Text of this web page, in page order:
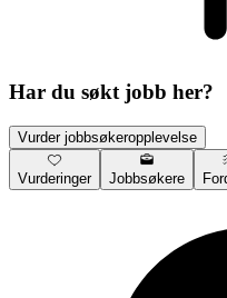
Har du søkt jobb her?
Vurder jobbsøkeropplevelse
Vurderinger Jobbsøkere